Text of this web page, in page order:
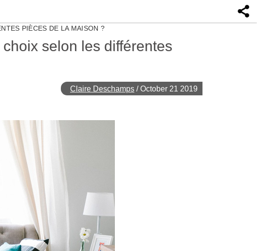
PIÈCES DE LA MAISON ?
selon les différentes
Claire Deschamps /October 21 2019